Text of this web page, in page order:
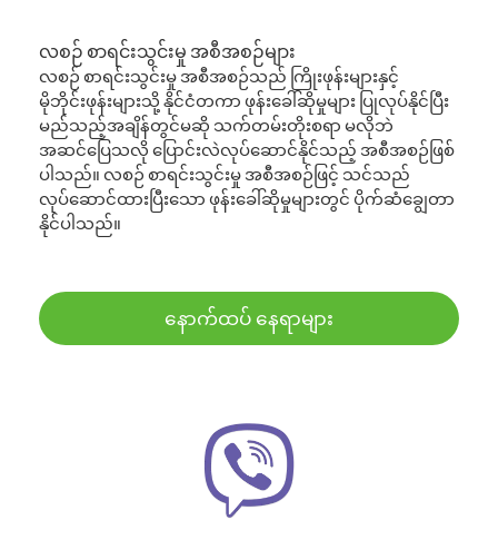
လစဉ် စာရင်းသွင်းမှု အစီအစဉ်များ
လစဉ် စာရင်းသွင်းမှု အစီအစဉ်သည် ကြိုးဖုန်းများနှင့်
မိုဘိုင်းဖုန်းများသို့ နိုင်ငံတကာ ဖုန်းခေါ်ဆိုမှုများ ပြုလုပ်နိုင်ပြီး
မည်သည့်အချိန်တွင်မဆို သက်တမ်းတိုးစရာ မလိုဘဲ
အဆင်ပြေသလို ပြောင်းလဲလုပ်ဆောင်နိုင်သည့် အစီအစဉ်ဖြစ်
ပါသည်။ လစဉ် စာရင်းသွင်းမှု အစီအစဉ်ဖြင့် သင်သည်
လုပ်ဆောင်ထားပြီးသော ဖုန်းခေါ်ဆိုမှုများတွင် ပိုက်ဆံချွေတာ
နိုင်ပါသည်။
နောက်ထပ် နေရာများ